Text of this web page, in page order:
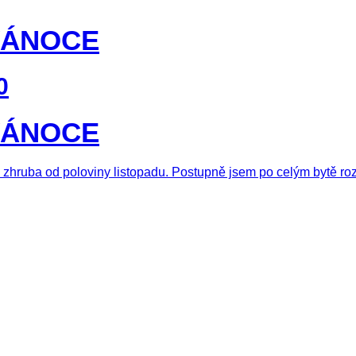
od poloviny listopadu. Postupně jsem po celým bytě